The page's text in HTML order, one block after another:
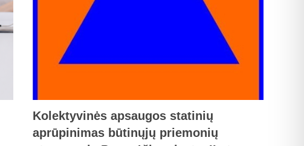
Kolektyvinės apsaugos statinių
aprūpinimas būtinųjų priemonių